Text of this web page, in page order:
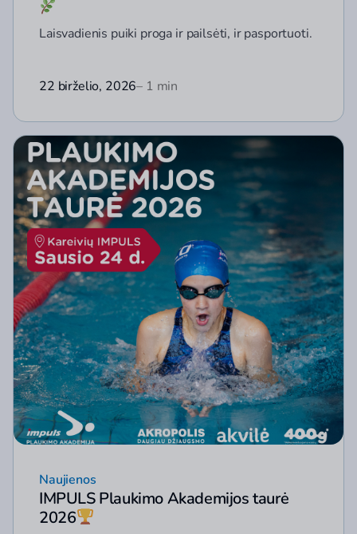
Laisvadienis puiki proga ir pailsėti, ir pasportuoti.
22 birželio, 2026– 1 min
Naujienos
IMPULS Plaukimo Akademijos taurė
2026